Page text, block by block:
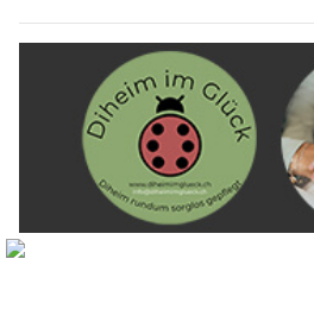
Diheim im Glück by Simon Martin: Vertrauen,